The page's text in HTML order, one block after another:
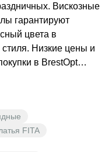
Вискозные
гарантируют
цвета в
Низкие цены и
в BrestOpt
модных нарядов от
FITA